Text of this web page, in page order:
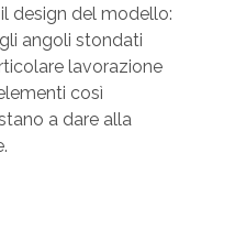
design del modello:
angoli stondati
lavorazione
così
a dare alla